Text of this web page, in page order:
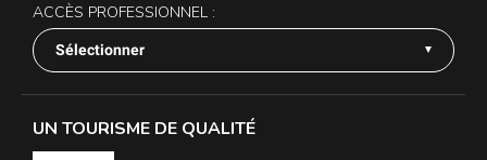
ACCÈS PROFESSIONNEL :
Sélectionner
UN TOURISME DE QUALITÉ